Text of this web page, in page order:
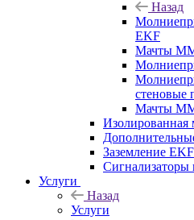
Назад
EKF
Мачты
Мачты
Изолированная
Заземление EKF
Сигнализаторы
Услуги
Назад
Услуги